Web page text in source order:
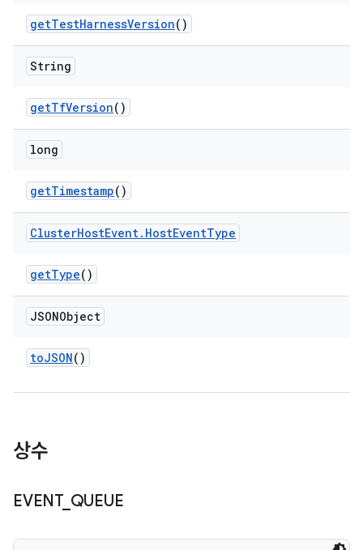
getTestHarnessVersion()
String
getTfVersion()
long
getTimestamp()
ClusterHostEvent. HostEventType
getType()
JSONObject
toJSON()
상수
EVENT_ QUEUE